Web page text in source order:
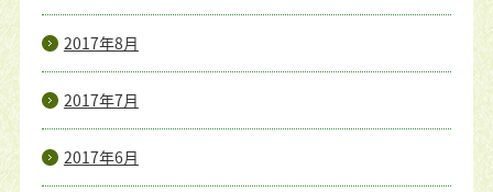
2017年8月
2017年7月
2017年6月